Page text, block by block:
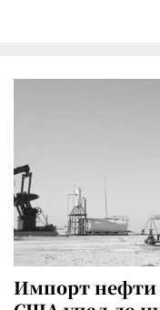
Импорт нефти